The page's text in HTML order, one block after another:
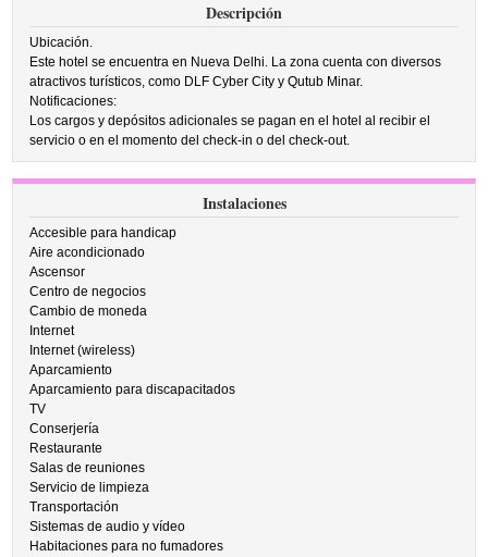
Descripción
Ubicación.
Este hotel se encuentra en Nueva Delhi. La zona cuenta con diversos
atractivos turísticos, como DLF Cyber City y Qutub Minar.
Notificaciones:
Los cargos y depósitos adicionales se pagan en el hotel al recibir el
servicio o en el momento del check-in o del check-out.
Instalaciones
Accesible para handicap
Aire acondicionado
Ascensor
Centro de negocios
Cambio de moneda
Internet
Internet (wireless)
Aparcamiento
Aparcamiento para discapacitados
TV
Conserjería
Restaurante
Salas de reuniones
Servicio de limpieza
Transportación
Sistemas de audio y vídeo
Habitaciones para no fumadores